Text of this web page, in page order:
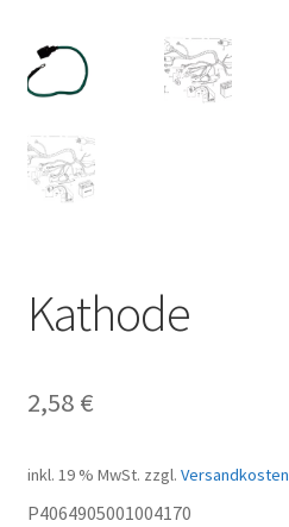
Kathode
2,58 €
inkl. 19 % MwSt. zzgl. Versandkosten
P4064905001004170